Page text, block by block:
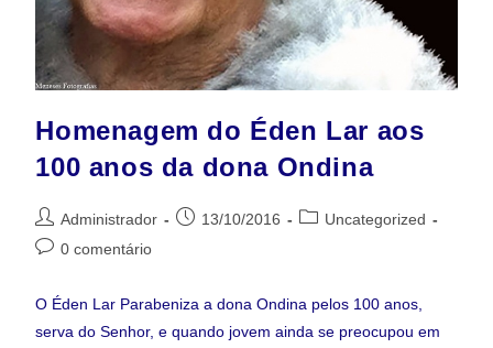
Homenagem do Éden Lar aos
100 anos da dona Ondina
Administrador 13/10/2016
Uncategorized
0 comentário
O Éden Lar Parabeniza a dona Ondina pelos 100 anos,
serva do Senhor, e quando jovem ainda se preocupou em